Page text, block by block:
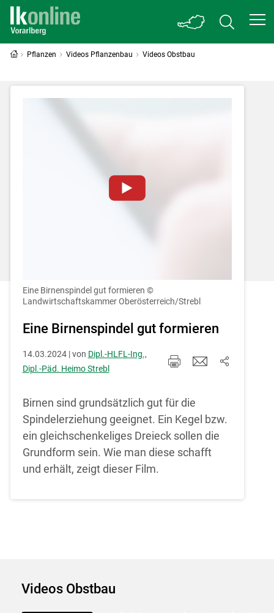
Pflanzen Videos Pflanzenbau Videos Obstbau
Einstellungen jederzeit einsehen und
korrigieren
Eine Birnenspindel gut formieren ©
Landwirtschaftskammer Oberösterreich/Strebl
Eine Birnenspindel gut formieren
14.03.2024 | von Dipl.-HLFL-Ing.,
Dipl.-Päd. Heimo Strebl
Birnen sind grundsätzlich gut für die
Spindelerziehung geeignet. Ein Kegel bzw.
ein gleichschenkeliges Dreieck sollen die
Grundform sein. Wie man diese schafft
und erhält, zeigt dieser Film.
Videos Obstbau